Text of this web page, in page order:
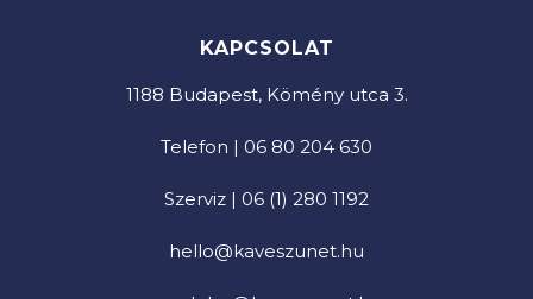
KAPCSOLAT
1188 Budapest, Kömény utca 3.
Telefon | 06 80 204 630
Szerviz | 06 (1) 280 1192
hello@kaveszunet.hu